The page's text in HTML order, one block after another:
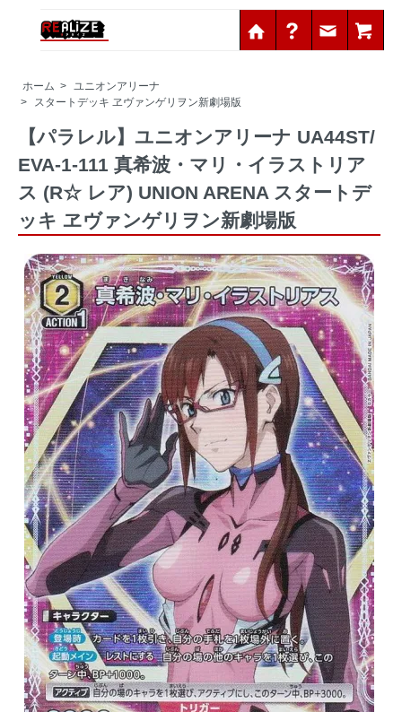
ホーム > ユニオンアリーナ
>
スタートデッキ ヱヴァンゲリヲン新劇場版
【パラレル】ユニオンアリーナ UA44ST/
EVA-1-111 真希波・マリ・イラストリア
ス (R☆ レア) UNION ARENA スタートデ
ッキ ヱヴァンゲリヲン新劇場版